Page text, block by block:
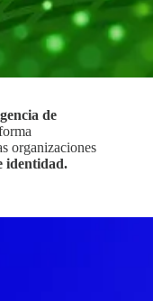
de
organizaciones
identidad.